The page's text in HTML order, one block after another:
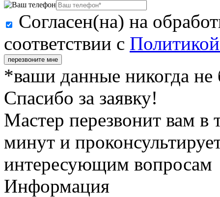
Согласен(на) на
соответствии с
перезвоните мне
*ваши данные никогда не
Спасибо за заявку!
Мастер перезвонит вам в
минут и
интересующим вопросам
Информация